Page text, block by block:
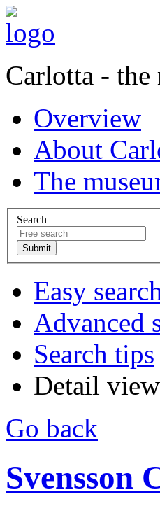
Carlotta - the
Overview
About
The
Search
Easy search
Advanced
Search tips
Detail view
Go back
Svensson